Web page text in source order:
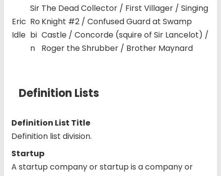
Eric
Idle
Sir
Ro
bi
n
The Dead Collector / First Villager / Singing
Knight #2 / Confused Guard at Swamp
Castle / Concorde (squire of Sir Lancelot) /
Roger the Shrubber / Brother Maynard
Definition Lists
Definition List Title
Definition list division.
Startup
A startup company or startup is a company or